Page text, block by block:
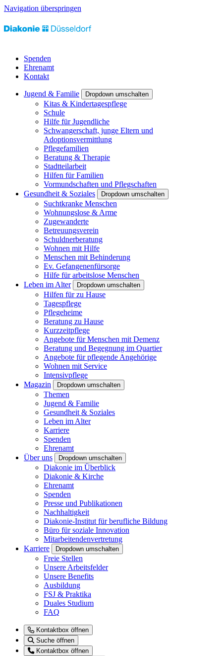
Navigation überspringen
Spenden
Ehrenamt
Kontakt
Jugend & Familie Dropdown umschalten
Kitas & Kindertagespflege
Schule
Hilfe für Jugendliche
Schwangerschaft, junge Eltern und
Adoptionsvermittlung
Pflegefamilien
Beratung & Therapie
Stadtteilarbeit
Hilfen für Familien
Vormundschaften und Pflegschaften
Gesundheit & Soziales
Dropdown umschalten
Suchtkranke Menschen
Wohnungslose & Arme
Zugewanderte
Betreuungsverein
Schuldnerberatung
Wohnen mit Hilfe
Menschen mit Behinderung
Ev. Gefangenenfürsorge
Hilfe für arbeitslose Menschen
Leben im Alter
Dropdown umschalten
Hilfen für zu Hause
Tagespflege
Pflegeheime
Beratung zu Hause
Kurzzeitpflege
Angebote für Menschen mit Demenz
Beratung und Begegnung im Quartier
Angebote für pflegende Angehörige
Wohnen mit Service
Intensivpflege
Magazin
Dropdown umschalten
Themen
Jugend & Familie
Gesundheit & Soziales
Leben im Alter
Karriere
Spenden
Ehrenamt
Über uns
Dropdown umschalten
Diakonie im Überblick
Diakonie & Kirche
Ehrenamt
Spenden
Presse und Publikationen
Nachhaltigkeit
Diakonie-Institut für berufliche Bildung
Büro für soziale Innovation
Mitarbeitendenvertretung
Karriere
Dropdown umschalten
Freie Stellen
Unsere Arbeitsfelder
Unsere Benefits
Ausbildung
FSJ & Praktika
Duales Studium
FAQ
Kontaktbox öffnen
Suche öffnen
Kontaktbox öffnen